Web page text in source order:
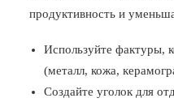
продуктивность и
Используйте фактуры,
(металл, кожа,
Создайте уголок для